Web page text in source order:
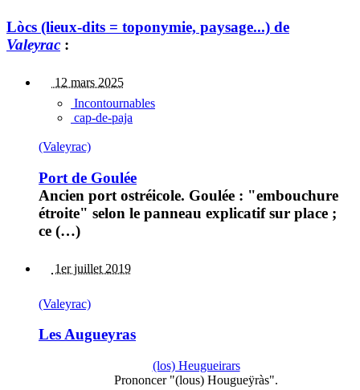
Lòcs (lieux-dits = toponymie, paysage...) de
Valeyrac :
12 mars 2025
Incontournables
cap-de-paja
(Valeyrac)
Port de Goulée
Ancien port ostréicole. Goulée : "embouchure
étroite" selon le panneau explicatif sur place ;
ce (…)
1er juillet 2019
(Valeyrac)
Les Augueyras
(los) Heugueirars
Prononcer "(lous) Hougueÿràs".